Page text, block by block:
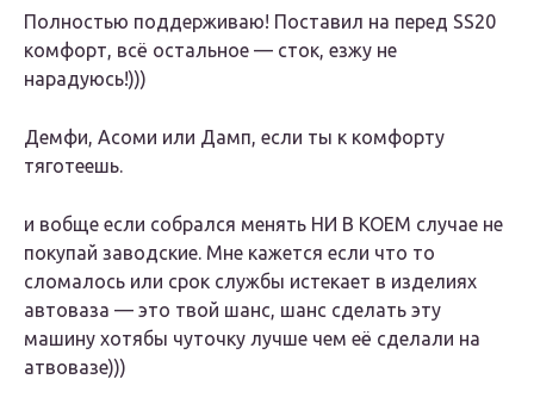
Полностью поддерживаю! Поставил на перед SS20
комфорт, всё остальное — сток, езжу не
нарадуюсь!)))
Демфи, Асоми или Дамп, если ты к комфорту
тяготеешь.
и вобще если собрался менять НИ В КОЕМ случае не
покупай заводские. Мне кажется если что то
сломалось или срок службы истекает в изделиях
автоваза — это твой шанс, шанс сделать эту
машину хотябы чуточку лучше чем её сделали на
атвовазе)))